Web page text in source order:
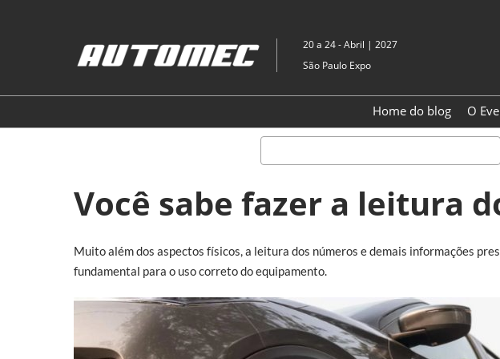
conteúdo
20 a 24 - Abril | 2027
São Paulo Expo
Home do blog O
Você sabe fazer a leitura
Muito além dos aspectos físicos, a leitura dos números e demais informações
fundamental para o uso correto do equipamento.